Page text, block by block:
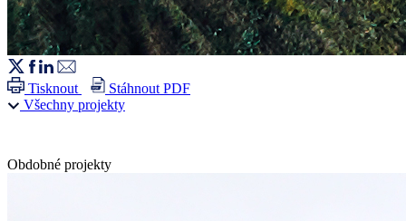
Tisknout
Stáhnout PDF
Všechny projekty
Obdobné projekty